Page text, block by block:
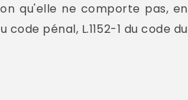
qu'elle ne comporte pas, en
pénal, L.1152-1 du code du